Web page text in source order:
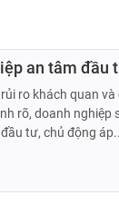
an tâm đầu
ro khách quan và
rõ, doanh nghiệp
tư, chủ động